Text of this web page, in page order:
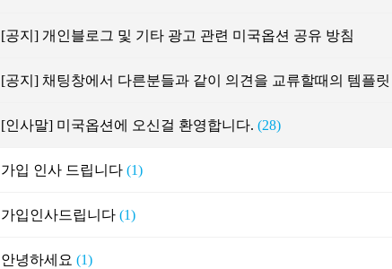
[공지] 개인블로그 및 기타 광고 관련 미국옵션 공유 방침
[공지] 채팅창에서 다른분들과 같이 의견을 교류할때의 템플릿
[인사말] 미국옵션에 오신걸 환영합니다. (28)
가입 인사 드립니다 (1)
가입인사드립니다 (1)
안녕하세요 (1)